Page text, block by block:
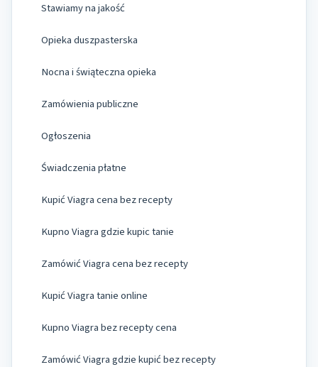
Stawiamy na jakość
Opieka duszpasterska
Nocna i świąteczna opieka
Zamówienia publiczne
Ogłoszenia
Świadczenia płatne
Kupić Viagra cena bez recepty
Kupno Viagra gdzie kupic tanie
Zamówić Viagra cena bez recepty
Kupić Viagra tanie online
Kupno Viagra bez recepty cena
Zamówić Viagra gdzie kupić bez recepty